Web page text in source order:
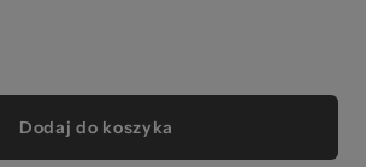
Dodaj do koszyka